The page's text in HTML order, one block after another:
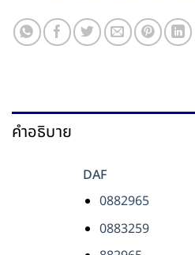
คำอธิบาย
DAF
0882965
0883259